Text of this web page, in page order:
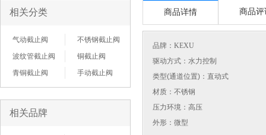
相关分类
气动截止阀
不锈钢截止阀
波纹管截止阀
铜截止阀
青铜截止阀
手动截止阀
相关品牌
商品详情 商品评
品牌： KEXU
驱动方式：水力控制
类型(通道位置)：直动式
材质：不锈钢
压力环境：高压
外形：微型